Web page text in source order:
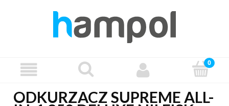
ODKURZACZ SUPREME ALL-